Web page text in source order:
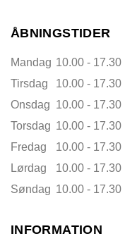
ÅBNINGSTIDER
Mandag 10.00 - 17.30
Tirsdag
10.00 - 17.30
Onsdag 10.00 - 17.30
Torsdag 10.00 - 17.30
Fredag
10.00 - 17.30
Lørdag
10.00 - 17.30
Søndag 10.00 - 17.30
INFORMATION